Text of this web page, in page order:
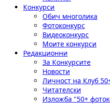
Конкурси
Обич многолика
Фотоконкурс
Видеоконкурс
Моите конкурси
Редакционни
За Конкурсите
Новости
Личност на Клуб
Читателски
Изложба "50+